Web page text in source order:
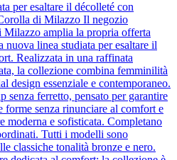
per esaltare il décolleté con
di Milazzo Il negozio
amplia la propria offerta
linea studiata per esaltare il
Realizzata in una raffinata
la collezione combina femminilità
design essenziale e contemporaneo.
senza ferretto, pensato per garantire
forme senza rinunciare al comfort e
moderna e sofisticata. Completano
Tutti i modelli sono
classiche tonalità bronze e nero.